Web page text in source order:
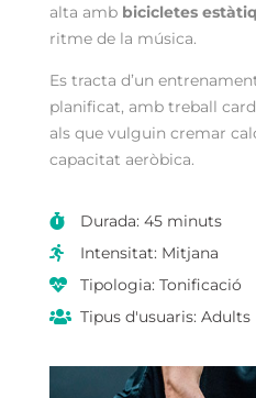
alta amb bicicletes
ritme de la música.
Es tracta d’un
planificat, amb treball
als que vulguin cremar
capacitat aeròbica.
 Durada: 45 minuts
 Intensitat: Mitjana
 Tipologia: Tonificació
 Tipus d'usuaris: Adults